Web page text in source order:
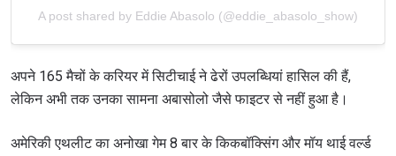
A post shared by Eddie Abasolo (@eddie_abasolo_show)
अपने 165 मैचों के करियर में सिटीचाई ने ढेरों उपलब्धियां हासिल की हैं,
लेकिन अभी तक उनका सामना अबासोलो जैसे फाइटर से नहीं हुआ है।
अमेरिकी एथलीट का अनोखा गेम 8 बार के किकबॉक्सिंग और मॉय थाई वर्ल्ड